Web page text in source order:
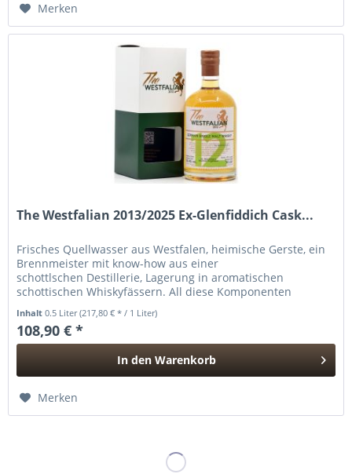
Merken
The Westfalian 2013/2025 Ex-Glenfiddich Cask...
Frisches Quellwasser aus Westfalen, heimische Gerste, ein
Brennmeister mit know-how aus einer
schottlschen Destillerie, Lagerung in aromatischen
schottischen Whiskyfässern. All diese Komponenten
Inhalt0.5 Liter(217,80 € * / 1 Liter)
108,90 € *
In den Warenkorb
Merken